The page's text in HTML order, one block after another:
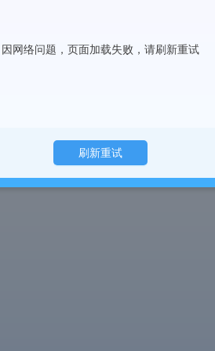
因网络问题，页面加载失败，请刷新重试
刷新重试